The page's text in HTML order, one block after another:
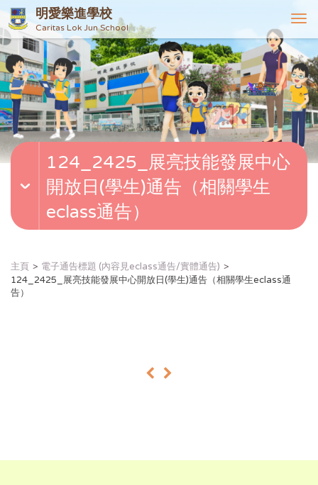
明愛樂進學校
Caritas Lok Jun School
T
o
g
g
l
e
n
v
i
124_2425_展亮技能發展中心
開放日(學生)通告（相關學生
eclass通告）
主頁
電子通告標題 (內容見eclass通告/實體通告)
124_2425_展亮技能發展中心開放日(學生)通告（相關學生eclass通
告）
« »